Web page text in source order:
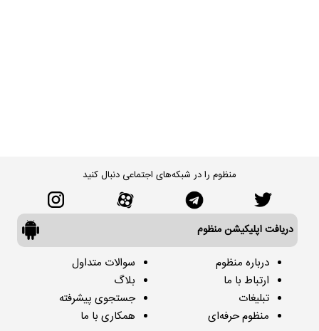
منظوم را در شبکه‌های اجتماعی دنبال کنید
دریافت اپلیکیشن منظوم
درباره منظوم
ارتباط با ما
تبلیغات
منظوم حرفه‌ای
سوالات متداول
بلاگ
جستجوی پیشرفته
همکاری با ما